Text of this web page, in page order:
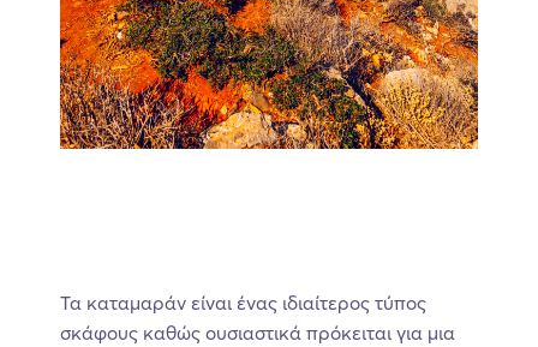
Τα καταμαράν είναι ένας ιδιαίτερος τύπος
σκάφους καθώς ουσιαστικά πρόκειται για μια